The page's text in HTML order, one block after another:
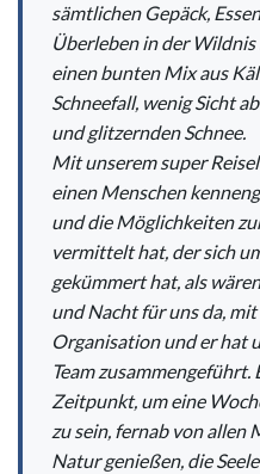
sämtlichen Gepäck,
Überleben in der
einen bunten Mix aus
Schneefall, wenig Sicht
und glitzernden Schnee.
Mit unserem super
einen Menschen
und die Möglichkeiten
vermittelt hat, der sich
gekümmert hat, als
und Nacht für uns da,
Organisation und er hat
Team zusammengeführt.
Zeitpunkt, um eine
zu sein, fernab von allen
Natur genießen, die